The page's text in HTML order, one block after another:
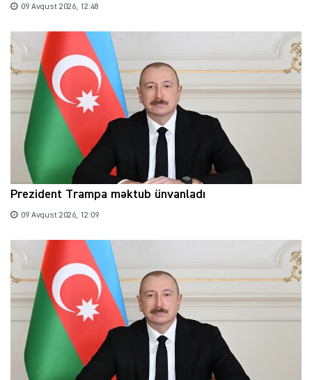
09 Avqust 2026, 12:48
Prezident Trampa məktub ünvanladı
09 Avqust 2026, 12:09